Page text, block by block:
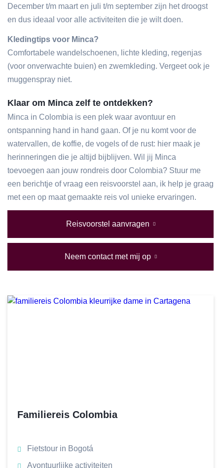
December t/m maart en juli t/m september zijn het droogst
en dus ideaal voor alle activiteiten die je wilt doen.
Kledingtips voor Minca?
Comfortabele wandelschoenen, lichte kleding, regenjas
(voor onverwachte buien) en zwemkleding. Vergeet ook je
muggenspray niet.
Klaar om Minca zelf te ontdekken?
Minca in Colombia is een plek waar avontuur en
ontspanning hand in hand gaan. Of je nu komt voor de
watervallen, de koffie, de vogels of de rust: hier maak je
herinneringen die je altijd bijblijven. Wil jij Minca
toevoegen aan jouw rondreis door Colombia? Stuur me
een berichtje of vraag een reisvoorstel aan, ik help je graag
met een op maat gemaakte reis vol unieke ervaringen.
Reisvoorstel aanvragen
Neem contact met mij op
Familiereis Colombia
Fietstour in Bogotá
Avontuurlijke activiteiten